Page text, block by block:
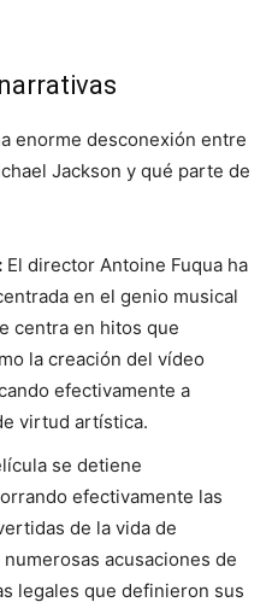
enorme desconexión entre
Jackson y qué parte de
El director Antoine Fuqua ha
en el genio musical
centra en hitos que
la creación del vídeo
efectivamente a
virtud artística.
se detiene
efectivamente las
de la vida de
acusaciones de
legales que definieron sus